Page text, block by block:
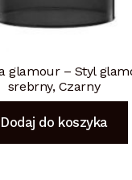
glamour – Styl
srebrny, Czarny
Dodaj do koszyka